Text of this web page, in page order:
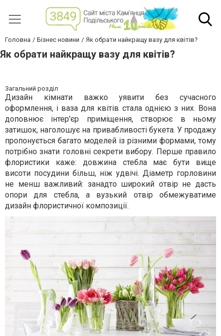
Головна Бізнес новини Як обрати найкращу вазу для квітів?
Як обрати найкращу вазу для квітів?
Загальний розділ
Дизайн кімнати важко уявити без сучасного
оформлення, і ваза для квітів стала однією з них. Вона
доповнює інтер'єр приміщення, створює в ньому
затишок, наголошує на привабливості букета. У продажу
пропонується багато моделей із різними формами, тому
потрібно знати головні секрети вибору. Перше правило
флористики каже: довжина стебла має бути вище
висоти посудини більш, ніж удвічі. Діаметр горловини
не менш важливий: занадто широкий отвір не дасть
опори для стебла, а вузький отвір обмежуватиме
дизайн флористичної композиції.